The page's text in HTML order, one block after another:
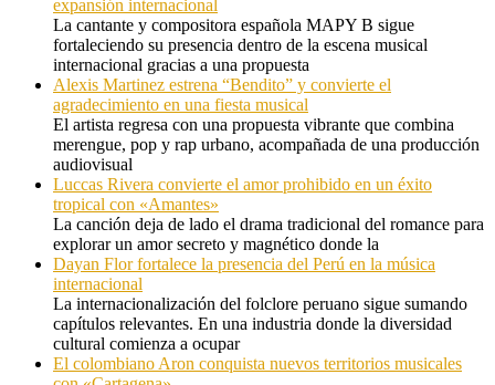
expansión internacional
La cantante y compositora española MAPY B sigue
fortaleciendo su presencia dentro de la escena musical
internacional gracias a una propuesta
Alexis Martinez estrena “Bendito” y convierte el
agradecimiento en una fiesta musical
El artista regresa con una propuesta vibrante que combina
merengue, pop y rap urbano, acompañada de una producción
audiovisual
Luccas Rivera convierte el amor prohibido en un éxito
tropical con «Amantes»
La canción deja de lado el drama tradicional del romance para
explorar un amor secreto y magnético donde la
Dayan Flor fortalece la presencia del Perú en la música
internacional
La internacionalización del folclore peruano sigue sumando
capítulos relevantes. En una industria donde la diversidad
cultural comienza a ocupar
El colombiano Aron conquista nuevos territorios musicales